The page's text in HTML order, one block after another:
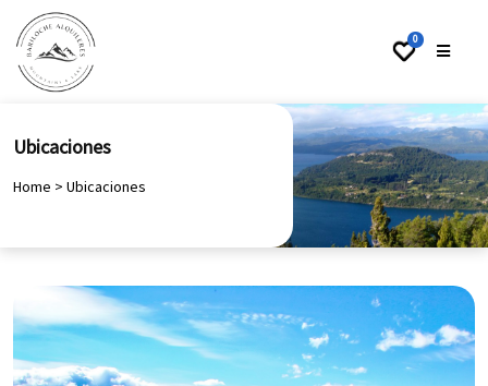
0
Ubicaciones
Home > Ubicaciones